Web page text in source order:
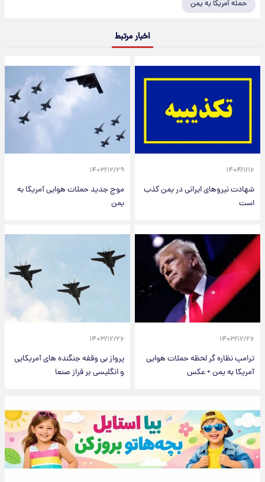
حمله آمریکا به یمن
اخبار مرتبط
۱۴۰۴/۱/۱۶
شهادت نیروهای ایرانی در یمن کذب
است
۱۴۰۳/۱۲/۲۹
موج جدید حملات هوایی آمریکا به
یمن
۱۴۰۳/۱۲/۲۶
ترامپ نظاره گر لحظه حملات هوایی
آمریکا به یمن + عکس
۱۴۰۳/۱۲/۲۶
پرواز بی وقفه جنگنده های آمریکایی
و انگلیسی بر فراز صنعا